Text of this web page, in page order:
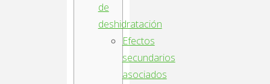
de
deshidratación
Efectos
secundarios
asociados